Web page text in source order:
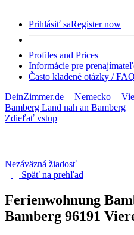
Prihlásiť saRegister now
Profiles and Prices
Informácie pre
Často kladené otázky / FAQ
DeinZimmer.de
Nemecko
Bamberg Land nah an Bamberg
Zdieľať vstup
Nezáväzná žiadosť
Späť na prehľad
Ferienwohnung
Bamberg 96191